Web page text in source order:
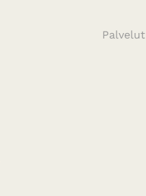
Palvelut